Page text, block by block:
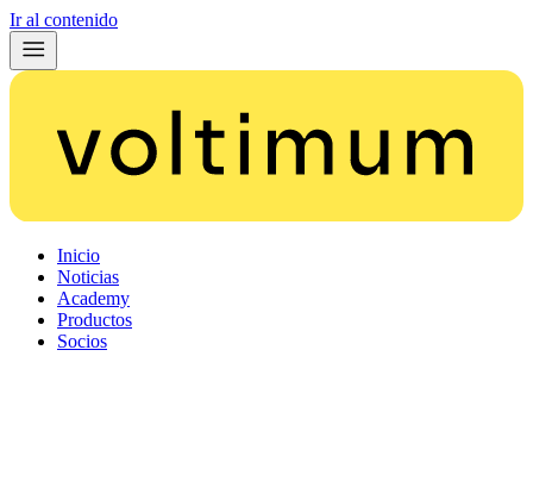
Ir al contenido
Inicio
Noticias
Academy
Productos
Socios